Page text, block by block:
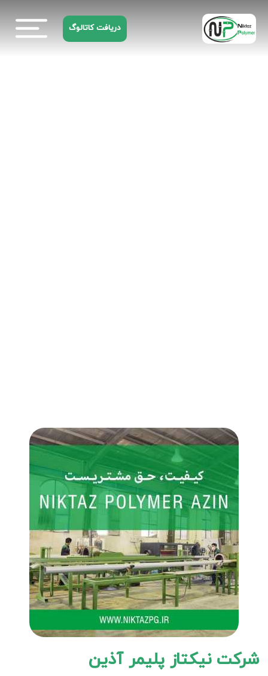
دریافت کاتالوگ
شرکت نیکتاز پلیمر آذین